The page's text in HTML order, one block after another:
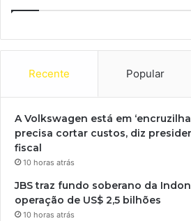
Recente Popular
A Volkswagen está em
precisa cortar custos, diz
fiscal
10 horas atrás
JBS traz fundo soberano da
operação de US$ 2,5 bilhões
10 horas atrás